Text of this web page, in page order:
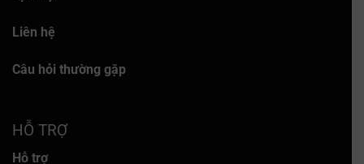
Liên hệ
Câu hỏi thường gặp
HỖ TRỢ
Hỗ trợ